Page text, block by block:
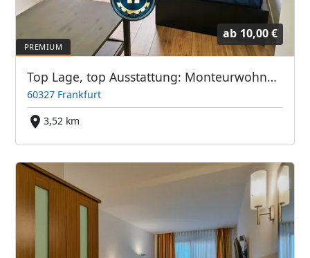
ab 10,00 €
Top Lage, top Ausstattung: Monteurwohnung Frankfurter Bett GmbH
60327 Frankfurt
3,52 km